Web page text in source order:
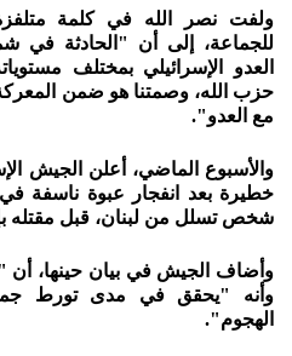
ولفت نصر الله في كلمة متلفزة
للجماعة، إلى أن "الحادثة في
العدو الإسرائيلي بمختلف
حزب الله، وصمتنا هو ضمن المعركة
مع العدو".
والأسبوع الماضي، أعلن الجيش
خطيرة بعد انفجار عبوة ناسفة
شخص تسلل من لبنان، قبل مقتله
وأضاف الجيش في بيان حينها، أن
وأنه "يحقق في مدى تورط
الهجوم".